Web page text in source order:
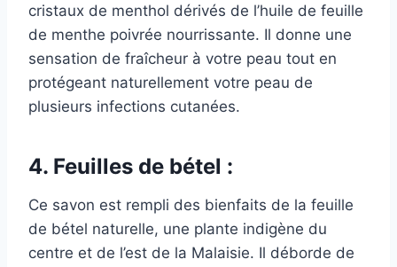
cristaux de menthol dérivés de l’huile de feuille
de menthe poivrée nourrissante. Il donne une
sensation de fraîcheur à votre peau tout en
protégeant naturellement votre peau de
plusieurs infections cutanées.
4. Feuilles de bétel :
Ce savon est rempli des bienfaits de la feuille
de bétel naturelle, une plante indigène du
centre et de l’est de la Malaisie. Il déborde de